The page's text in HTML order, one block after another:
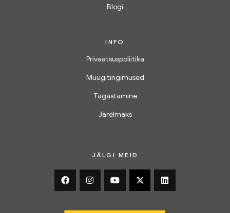
Blogi
INFO
Privaatsuspoliitika
Müügitingimused
Tagastamine
Järelmaks
JÄLGI MEID